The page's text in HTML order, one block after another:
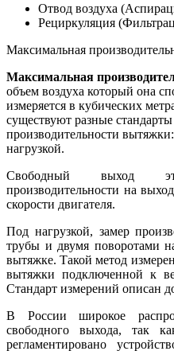
Отвод воздуха
Рециркуляция
Максимальная
Максимальная
объем воздуха который она
измеряется в кубических
существуют разные
производительности
нагрузкой.
Свободный выход
производительности на
скорости двигателя.
Под нагрузкой, замер
трубы и двумя поворотами
вытяжке. Такой метод
вытяжки подключенной к
Стандарт измерений описан
В России широкое
свободного выхода, так
регламентировано